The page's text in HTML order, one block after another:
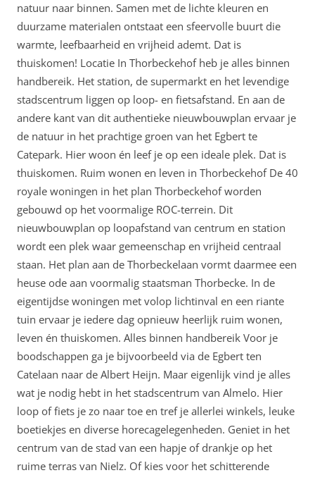
natuur naar binnen. Samen met de lichte kleuren en
duurzame materialen ontstaat een sfeervolle buurt die
warmte, leefbaarheid en vrijheid ademt. Dat is
thuiskomen! Locatie In Thorbeckehof heb je alles binnen
handbereik. Het station, de supermarkt en het levendige
stadscentrum liggen op loop- en fietsafstand. En aan de
andere kant van dit authentieke nieuwbouwplan ervaar je
de natuur in het prachtige groen van het Egbert te
Catepark. Hier woon én leef je op een ideale plek. Dat is
thuiskomen. Ruim wonen en leven in Thorbeckehof De 40
royale woningen in het plan Thorbeckehof worden
gebouwd op het voormalige ROC-terrein. Dit
nieuwbouwplan op loopafstand van centrum en station
wordt een plek waar gemeenschap en vrijheid centraal
staan. Het plan aan de Thorbeckelaan vormt daarmee een
heuse ode aan voormalig staatsman Thorbecke. In de
eigentijdse woningen met volop lichtinval en een riante
tuin ervaar je iedere dag opnieuw heerlijk ruim wonen,
leven én thuiskomen. Alles binnen handbereik Voor je
boodschappen ga je bijvoorbeeld via de Egbert ten
Catelaan naar de Albert Heijn. Maar eigenlijk vind je alles
wat je nodig hebt in het stadscentrum van Almelo. Hier
loop of fiets je zo naar toe en tref je allerlei winkels, leuke
boetiekjes en diverse horecagelegenheden. Geniet in het
centrum van de stad van een hapje of drankje op het
ruime terras van Nielz. Of kies voor het schitterende